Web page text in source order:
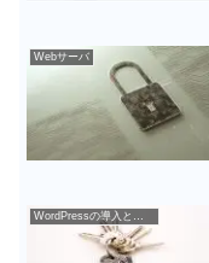
Webサーバ
WordPressの導入と設定